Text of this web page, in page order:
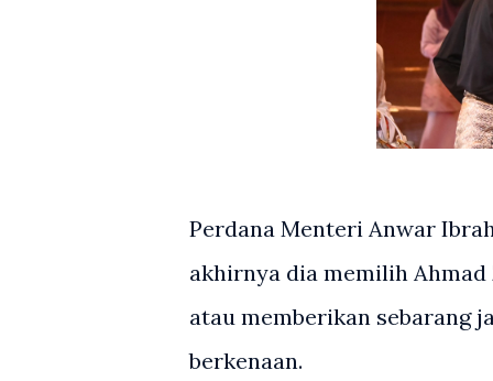
Perdana Menteri Anwar
akhirnya dia memilih
atau memberikan sebarang
berkenaan.